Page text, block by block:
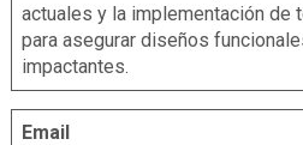
actuales y la implementación de
para asegurar diseños
impactantes.
Email